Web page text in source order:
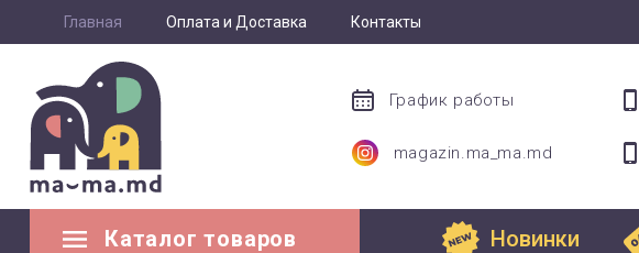
Главная Оплата и Доставка Контакты
График работы
magazin.ma_ma.md
Каталог товаров Новинки